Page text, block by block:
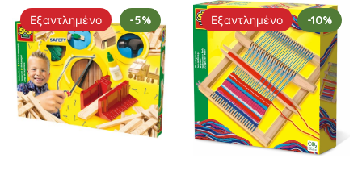
Εξαντλημένο -5% Εξαντλημένο -10%